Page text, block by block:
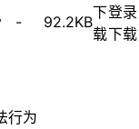
- 92.2KB
下
载
登录
下载
行为